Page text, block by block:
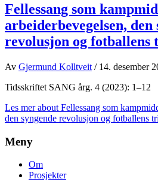
Fellessang som
arbeiderbevegelsen, den
revolusjon og fotballens
Av Gjermund Kolltveit / 14. desember
Tidsskriftet SANG årg. 4 (2023): 1–12
Les merabout Fellessang som
den syngende revolusjon og fotballens
Meny
Om
Prosjekter